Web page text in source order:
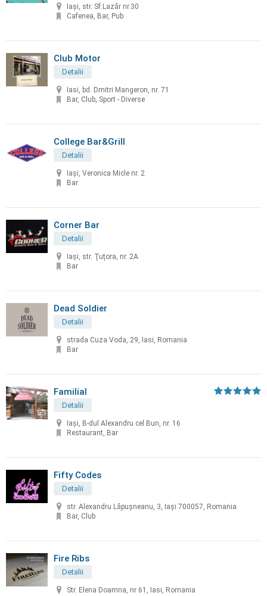
Iași, str. Sf.Lazăr nr.30
Cafenea, Bar, Pub
Club Motor
Detalii
Iasi, bd. Dmitri Mangeron, nr. 71
Bar, Club, Sport - Diverse
College Bar&Grill
Detalii
Iași, Veronica Micle nr. 2
Bar
Corner Bar
Detalii
Iaşi, str. Ţuţora, nr. 2A
Bar
Dead Soldier
Detalii
strada Cuza Voda, 29, Iasi, Romania
Bar
Familial
Detalii
Iași, B-dul Alexandru cel Bun, nr. 16
Restaurant, Bar
Fifty Codes
Detalii
str. Alexandru Lăpușneanu, 3, Iași 700057, Romania
Bar, Club
Fire Ribs
Detalii
Str. Elena Doamna, nr 61, Iasi, Romania